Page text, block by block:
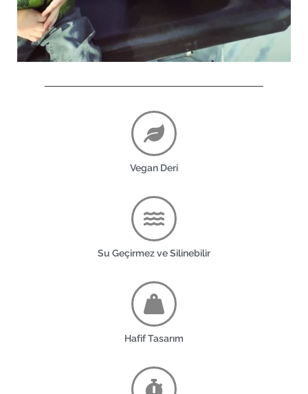
Vegan Deri
Su Geçirmez ve Silinebilir
Hafif Tasarım